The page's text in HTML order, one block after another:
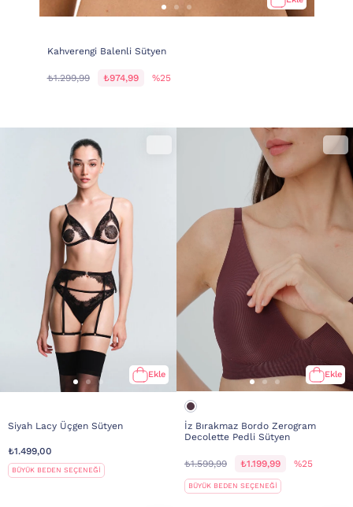
Kahverengi Balenli Sütyen
₺1.299,99 ₺974,99 %25
Ekle
Siyah Lacy Üçgen Sütyen
₺1.499,00
BÜYÜK BEDEN SEÇENEĞİ
Ekle
İz Bırakmaz Bordo Zerogram
Decolette Pedli Sütyen
₺1.599,99 ₺1.199,99 %25
BÜYÜK BEDEN SEÇENEĞİ